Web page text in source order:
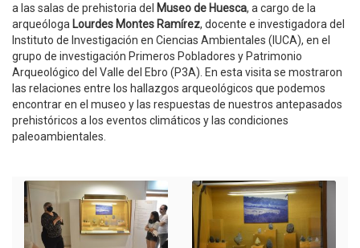
a las salas de prehistoria del Museo de Huesca, a cargo de la
arqueóloga Lourdes Montes Ramírez, docente e investigadora del
Instituto de Investigación en Ciencias Ambientales (IUCA), en el
grupo de investigación Primeros Pobladores y Patrimonio
Arqueológico del Valle del Ebro (P3A). En esta visita se mostraron
las relaciones entre los hallazgos arqueológicos que podemos
encontrar en el museo y las respuestas de nuestros antepasados
prehistóricos a los eventos climáticos y las condiciones
paleoambientales.